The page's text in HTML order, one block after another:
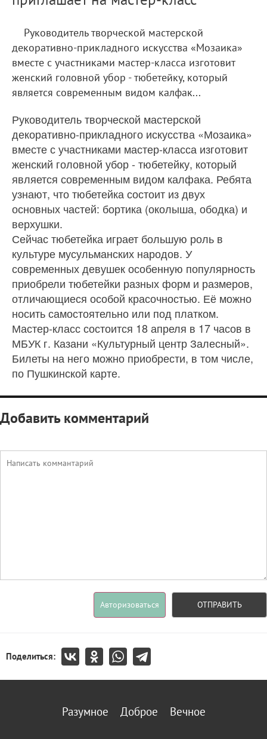
Руководитель творческой мастерской
декоративно-прикладного искусства «Мозаика»
вместе с участниками мастер-класса изготовит
женский головной убор - тюбетейку, который
является современным видом калфак...
Руководитель творческой мастерской
декоративно-прикладного искусства «Мозаика»
вместе с участниками мастер-класса изготовит
женский головной убор - тюбетейку, который
является современным видом калфака. Ребята
узнают, что тюбетейка состоит из двух
основных частей: бортика (околыша, ободка) и
верхушки.
Сейчас тюбетейка играет большую роль в
культуре мусульманских народов. У
современных девушек особенную популярность
приобрели тюбетейки разных форм и размеров,
отличающиеся особой красочностью. Её можно
носить самостоятельно или под платком.
Мастер-класс состоится 18 апреля в 17 часов в
МБУК г. Казани «Культурный центр Залесный».
Билеты на него можно приобрести, в том числе,
по Пушкинской карте.
Добавить комментарий
Авторизоваться ОТПРАВИТЬ
Поделиться:
Разумное Доброе Вечное